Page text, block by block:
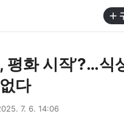
평화 시작’?…식
다
7. 6. 14:06